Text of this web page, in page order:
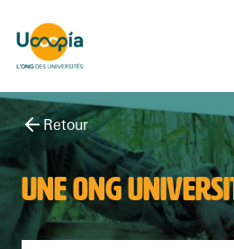
Retour
UNE ONG